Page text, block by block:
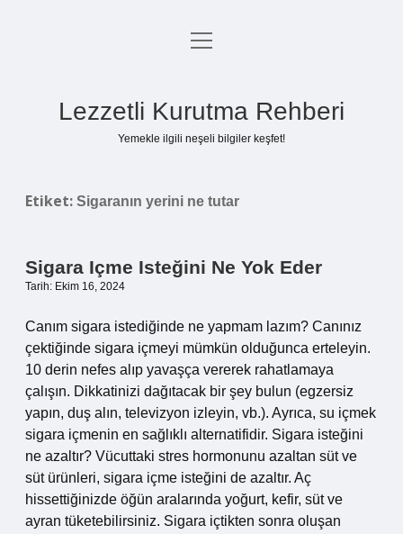
Anasayfa
menüyü
Lezzetli Kurutma Rehberi
Yemekle ilgili neşeli bilgiler keşfet!
Etiket: Sigaranın yerini ne tutar
Sigara Içme Isteğini Ne Yok Eder
Tarih: Ekim 16, 2024
Canım sigara istediğinde ne yapmam lazım? Canınız
çektiğinde sigara içmeyi mümkün olduğunca erteleyin.
10 derin nefes alıp yavaşça vererek rahatlamaya
çalışın. Dikkatinizi dağıtacak bir şey bulun (egzersiz
yapın, duş alın, televizyon izleyin, vb.). Ayrıca, su içmek
sigara içmenin en sağlıklı alternatifidir. Sigara isteğini
ne azaltır? Vücuttaki stres hormonunu azaltan süt ve
süt ürünleri, sigara içme isteğini de azaltır. Aç
hissettiğinizde öğün aralarında yoğurt, kefir, süt ve
ayran tüketebilirsiniz. Sigara içtikten sonra oluşan